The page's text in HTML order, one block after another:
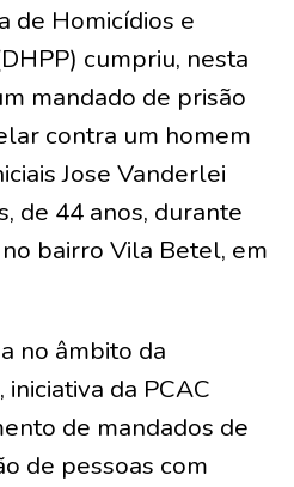
de Homicídios e
cumpriu, nesta
mandado de prisão
contra um homem
Jose Vanderlei
de 44 anos, durante
bairro Vila Betel, em
no âmbito da
da PCAC
de mandados de
de pessoas com